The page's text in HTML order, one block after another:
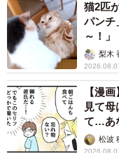
猫2匹
パン
～！
梨木
【漫
見て
て…あ
松波